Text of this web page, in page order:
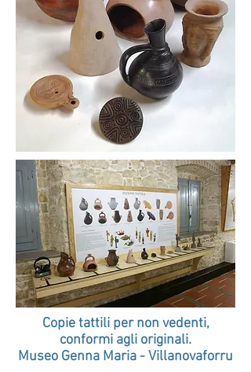
Copie tattili per non vedenti,
conformi agli originali.
Museo Genna Maria - Villanovaforru